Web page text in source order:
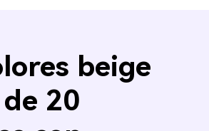
beige
20